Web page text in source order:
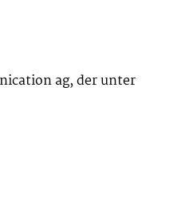
ag, der unter